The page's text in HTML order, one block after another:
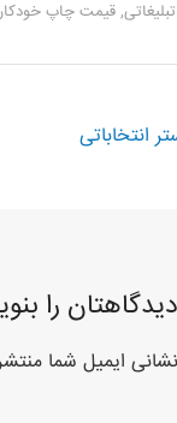
, قیمت چاپ خودکار
انتخاباتی
دیدگاهتان را
نشانی ایمیل شما